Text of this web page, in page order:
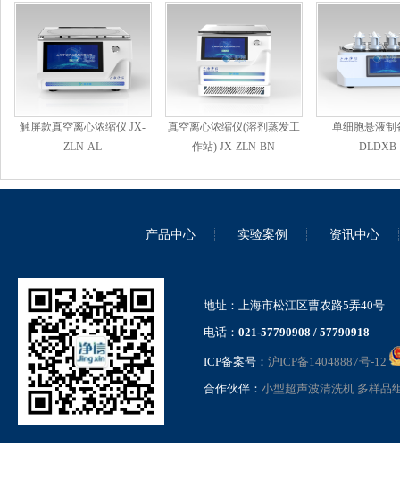
触屏款真空离心浓缩仪 JX-
ZLN-AL
真空离心浓缩仪(溶剂蒸发工
作站) JX-ZLN-BN
单细胞悬液制
产品中心 实验案例 资讯中心
地址：上海市松江区曹农路5弄40号
电话： 021-57790908 / 57790918
ICP备案号： 沪ICP备14048887号-12
合作伙伴： 小型超声波清洗机 多样品